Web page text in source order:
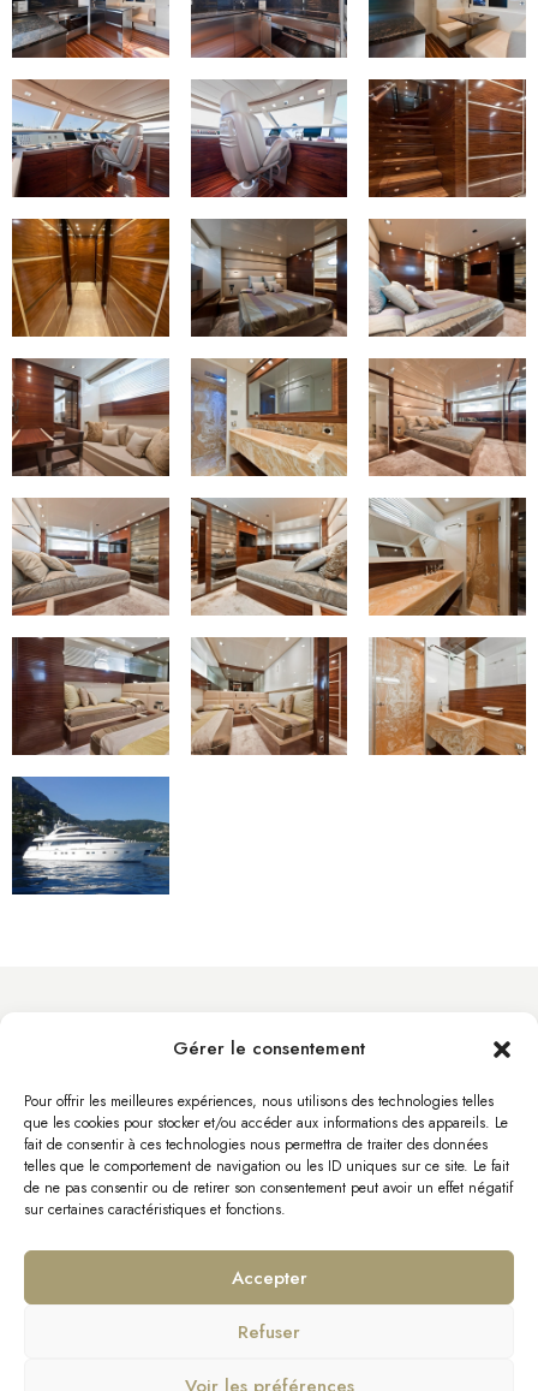
Gérer le consentement
Pour offrir les meilleures expériences, nous utilisons des technologies telles
que les cookies pour stocker et/ou accéder aux informations des appareils. Le
fait de consentir à ces technologies nous permettra de traiter des données
telles que le comportement de navigation ou les ID uniques sur ce site. Le fait
de ne pas consentir ou de retirer son consentement peut avoir un effet négatif
sur certaines caractéristiques et fonctions.
Accepter
Refuser
Voir les préférences
info@byacht.com
Site Web
Mentions Légales Politique de confidentialité